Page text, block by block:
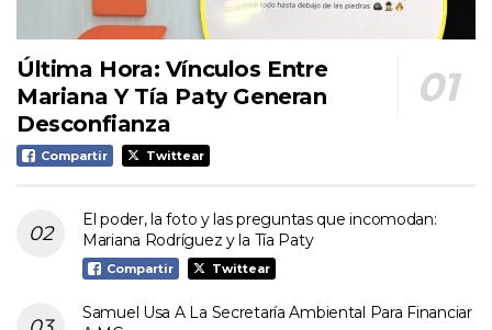
Última Hora: Vínculos Entre
Mariana Y Tía Paty Generan
Desconfianza
Compartir Twittear
El poder, la foto y las preguntas que incomodan:
Mariana Rodríguez y la Tía Paty
Compartir Twittear
Samuel Usa A La Secretaría Ambiental Para Financiar